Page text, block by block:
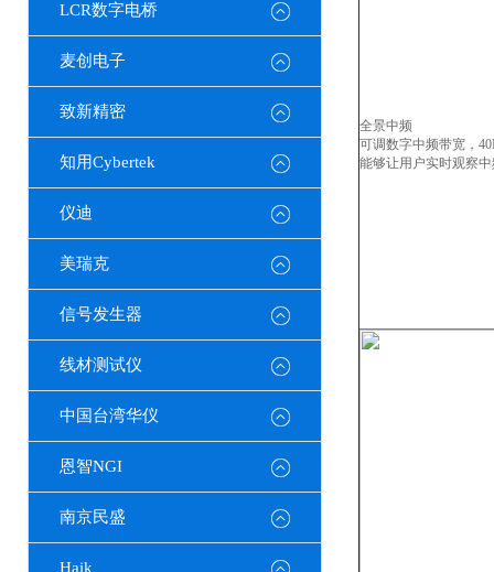
LCR数字电桥
麦创电子
致新精密
知用Cybertek
仪迪
美瑞克
信号发生器
线材测试仪
中国台湾华仪
恩智NGI
南京民盛
Haik
全景中频
可调数字中频带宽，
能够让用户实时观察